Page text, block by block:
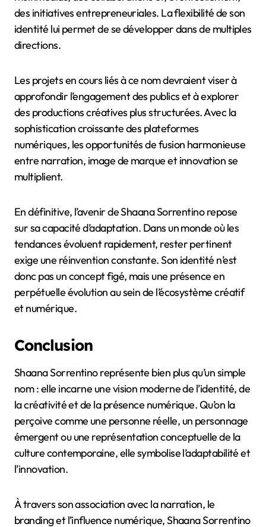
des initiatives entrepreneuriales. La flexibilité de son
identité lui permet de se développer dans de multiples
directions.
Les projets en cours liés à ce nom devraient viser à
approfondir l’engagement des publics et à explorer
des productions créatives plus structurées. Avec la
sophistication croissante des plateformes
numériques, les opportunités de fusion harmonieuse
entre narration, image de marque et innovation se
multiplient.
En définitive, l’avenir de Shaana Sorrentino repose
sur sa capacité d’adaptation. Dans un monde où les
tendances évoluent rapidement, rester pertinent
exige une réinvention constante. Son identité n’est
donc pas un concept figé, mais une présence en
perpétuelle évolution au sein de l’écosystème créatif
et numérique.
Conclusion
Shaana Sorrentino représente bien plus qu’un simple
nom : elle incarne une vision moderne de l’identité, de
la créativité et de la présence numérique. Qu’on la
perçoive comme une personne réelle, un personnage
émergent ou une représentation conceptuelle de la
culture contemporaine, elle symbolise l’adaptabilité et
l’innovation.
À travers son association avec la narration, le
branding et l’influence numérique, Shaana Sorrentino